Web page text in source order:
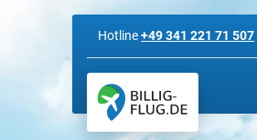
Hotline+49 341 221 71 507